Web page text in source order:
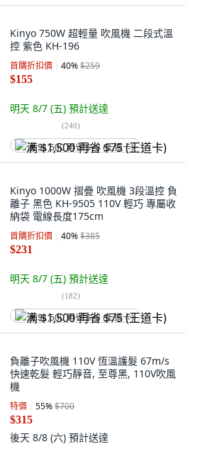
Kinyo 750W 超輕量 吹風機 二段式溫
控 紫色 KH-196
首購折扣價 40%$259
$155
明天 8/7 (五) 預計送達
(240)
满 $1,500 再省 $75 (王道卡)
Kinyo 1000W 摺疊 吹風機 3段溫控 負
離子 黑色 KH-9505 110V 輕巧 專屬收
納袋 電線長度175cm
首購折扣價 40%$385
$231
明天 8/7 (五) 預計送達
(182)
满 $1,500 再省 $75 (王道卡)
負離子吹風機 110V 恆溫護髮 67m/s
快速乾髮 輕巧靜音, 至尊黑, 110V吹風
機
特價 55%$700
$315
後天 8/8 (六) 預計送達